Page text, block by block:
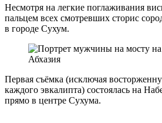
Несмотря на легкие поглаживания
пальцем всех смотревших сторис
в городе Сухум.
Первая съёмка (исключая
каждого эвкалипта) состоялась на
прямо в центре Сухума.